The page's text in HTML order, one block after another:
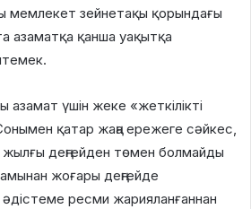
мемлекет зейнетақы қорындағы
азаматқа қанша уақытқа
үшін жеке «жеткілікті
қатар жаңа ережеге сәйкес,
жылғы деңгейден төмен болмайды
жоғары деңгейде
әдістеме ресми жарияланғаннан